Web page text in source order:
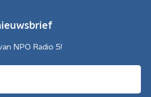
NPO Radio 5!